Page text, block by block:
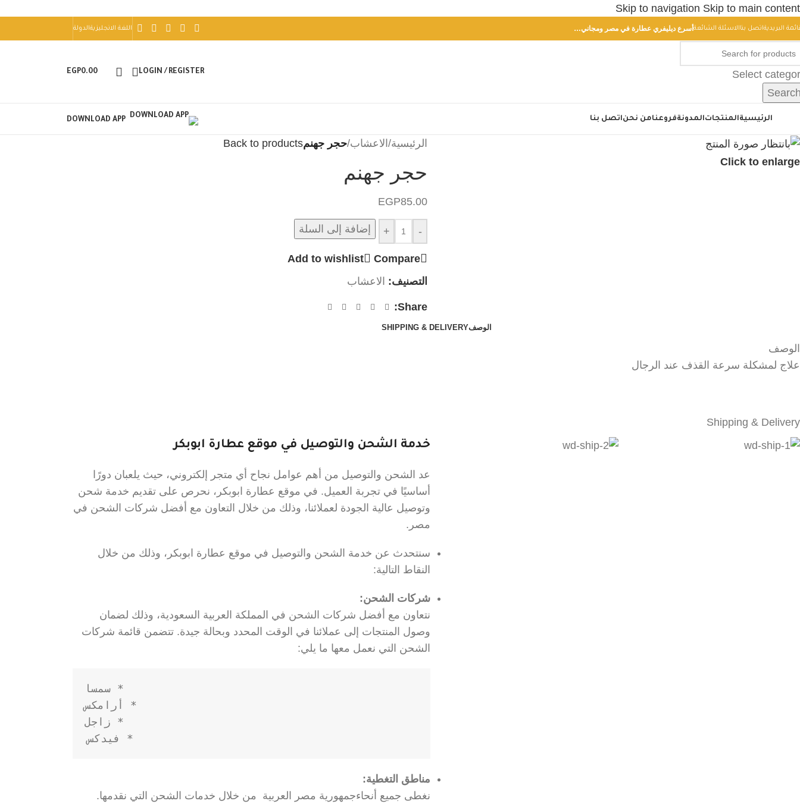
Skip to navigation Skip to main content
البريديةاتصل بناالاسئلة الشائعة أسرع ديليفري عطارة في مصر ومجاني… اللغة الانجليزيةالدولة
Select
LOGIN / REGISTER
EGP0.00
الرئيسيةالمنتجاتالمدونةفروعنامن نحناتصل بنا DOWNLOAD APP
Click to enlarge
الرئيسية/الاعشاب/حجر جهنمBack to products
حجر جهنم
EGP85.00
-
+ إضافة إلى السلة
Compare
Add to wishlist
التصنيف: الاعشاب
Share:
الوصفSHIPPING & DELIVERY
الوصف
علاج لمشكلة سرعة القذف عند الرجال
Shipping & Delivery
خدمة الشحن والتوصيل في موقع عطارة ابوبكر
عد الشحن والتوصيل من أهم عوامل نجاح أي متجر إلكتروني، حيث يلعبان دورًا
أساسيًا في تجربة العميل. في موقع عطارة ابوبكر، نحرص على تقديم خدمة شحن
وتوصيل عالية الجودة لعملائنا، وذلك من خلال التعاون مع أفضل شركات الشحن في
مصر.
سنتحدث عن خدمة الشحن والتوصيل في موقع عطارة ابوبكر، وذلك من خلال
النقاط التالية:
شركات الشحن:
نتعاون مع أفضل شركات الشحن في المملكة العربية السعودية، وذلك لضمان
وصول المنتجات إلى عملائنا في الوقت المحدد وبحالة جيدة. تتضمن قائمة شركات
الشحن التي نعمل معها ما يلي:
* فيدكس
مناطق التغطية:
نغطى جميع أنحاءجمهورية مصر العربية من خلال خدمات الشحن التي نقدمها.